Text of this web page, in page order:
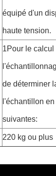
équipé d'un
haute tension.
1Pour le calcul
de déterminer
l'échantillon
suivantes:
220 kg ou plus